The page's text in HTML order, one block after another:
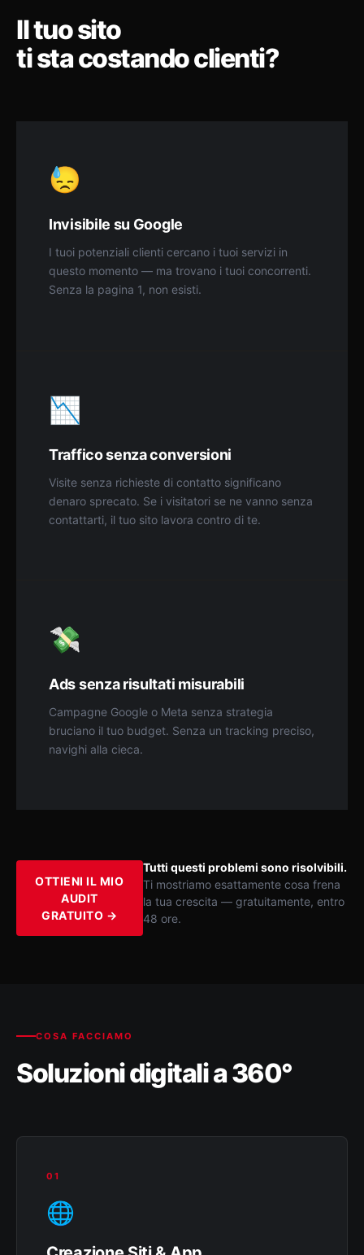
Il tuo sito
ti sta costando clienti?
😓
Invisibile su Google
I tuoi potenziali clienti cercano i tuoi servizi in
questo momento — ma trovano i tuoi concorrenti.
Senza la pagina 1, non esisti.
📉
Traffico senza conversioni
Visite senza richieste di contatto significano
denaro sprecato. Se i visitatori se ne vanno senza
contattarti, il tuo sito lavora contro di te.
💸
Ads senza risultati misurabili
Campagne Google o Meta senza strategia
bruciano il tuo budget. Senza un tracking preciso,
navighi alla cieca.
OTTIENI IL MIO
AUDIT
GRATUITO →
Tutti questi problemi sono risolvibili.
Ti mostriamo esattamente cosa frena
la tua crescita — gratuitamente, entro
48 ore.
COSA FACCIAMO
Soluzioni digitali a 360°
01
🌐